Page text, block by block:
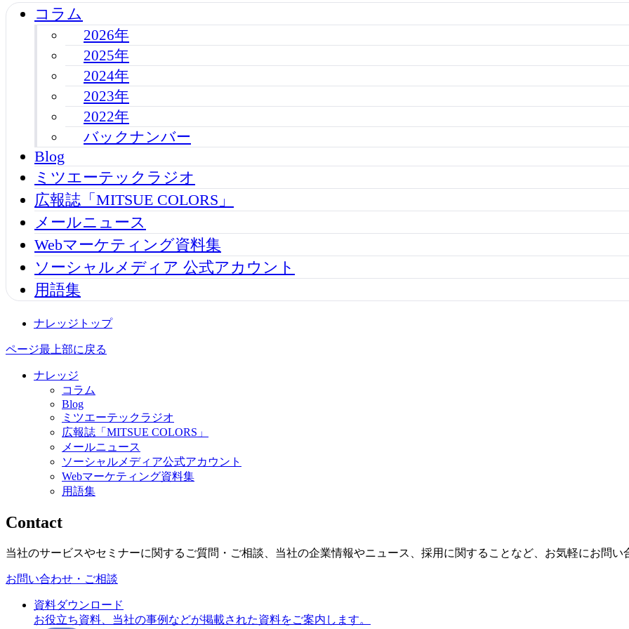
コラム
2026年
2025年
2024年
2023年
2022年
バックナンバー
Blog
ミツエーテックラジオ
広報誌「MITSUE COLORS」
メールニュース
Webマーケティング資料集
ソーシャルメディア 公式アカウント
用語集
ナレッジトップ
ページ最上部に戻る
ナレッジ
コラム
Blog
ミツエーテックラジオ
広報誌「MITSUE COLORS」
メールニュース
ソーシャルメディア公式アカウント
Webマーケティング資料集
用語集
Contact
当社のサービスやセミナーに関するご質問・ご相談、当社の企業情報やニュース、採用に関することなど、お気軽にお問い
お問い合わせ・ご相談
資料ダウンロード
お役立ち資料、当社の事例などが掲載された資料をご案内します。